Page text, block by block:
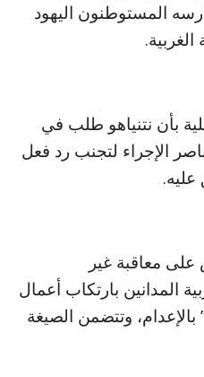
المستوطنون اليهود
بأن نتنياهو طلب في
الإجراء لتجنب رد فعل
معاقبة غير
المدانين بارتكاب أعمال
بالإعدام، وتتضمن الصيغة